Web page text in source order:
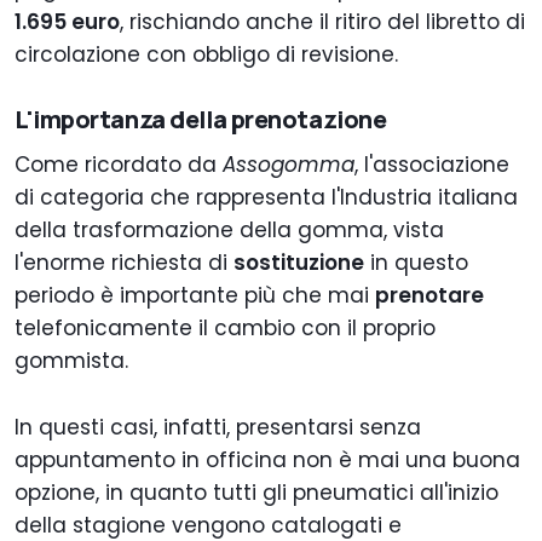
1.695 euro, rischiando anche il ritiro del libretto di
circolazione con obbligo di revisione.
L'importanza della prenotazione
Come ricordato da Assogomma, l'associazione
di categoria che rappresenta l'Industria italiana
della trasformazione della gomma, vista
l'enorme richiesta di sostituzione in questo
periodo è importante più che mai prenotare
telefonicamente il cambio con il proprio
gommista.
In questi casi, infatti, presentarsi senza
appuntamento in officina non è mai una buona
opzione, in quanto tutti gli pneumatici all'inizio
della stagione vengono catalogati e